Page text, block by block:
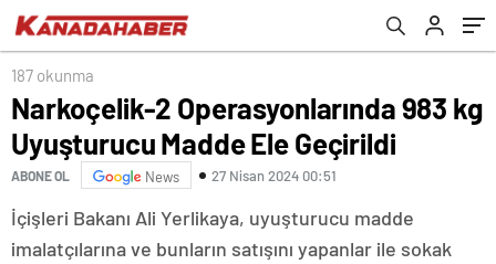
187 okunma
Narkoçelik-2 Operasyonlarında 983 kg
Uyuşturucu Madde Ele Geçirildi
ABONE OL News 27 Nisan 2024 00:51
İçişleri Bakanı Ali Yerlikaya, uyuşturucu madde
imalatçılarına ve bunların satışını yapanlar ile sokak